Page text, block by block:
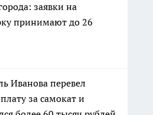
заявки на
принимают до 26
Иванова перевел
за самокат и